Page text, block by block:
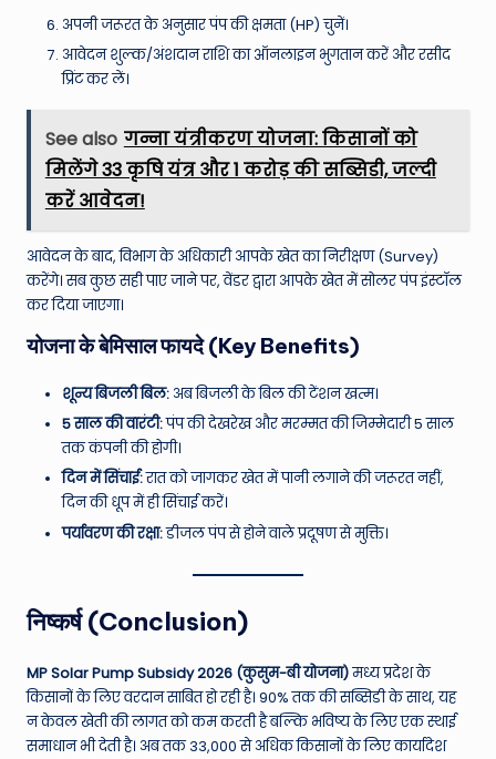
अपनी जरूरत के अनुसार पंप की क्षमता (HP) चुनें।
आवेदन शुल्क/अंशदान राशि का ऑनलाइन भुगतान करें और रसीद
प्रिंट कर लें।
See also गन्ना यंत्रीकरण योजना: किसानों को
मिलेंगे 33 कृषि यंत्र और 1 करोड़ की सब्सिडी, जल्दी
करें आवेदन!
आवेदन के बाद, विभाग के अधिकारी आपके खेत का निरीक्षण (Survey)
करेंगे। सब कुछ सही पाए जाने पर, वेंडर द्वारा आपके खेत में सोलर पंप इंस्टॉल
कर दिया जाएगा।
योजना के बेमिसाल फायदे (Key Benefits)
शून्य बिजली बिल: अब बिजली के बिल की टेंशन खत्म।
5 साल की वारंटी:पंप की देखरेख और मरम्मत की जिम्मेदारी 5 साल
तक कंपनी की होगी।
दिन में सिंचाई:रात को जागकर खेत में पानी लगाने की जरूरत नहीं,
दिन की धूप में ही सिंचाई करें।
पर्यावरण की रक्षा:डीजल पंप से होने वाले प्रदूषण से मुक्ति।
निष्कर्ष (Conclusion)
MP Solar Pump Subsidy 2026 (कुसुम-बी योजना)मध्य प्रदेश के
किसानों के लिए वरदान साबित हो रही है। 90% तक की सब्सिडी के साथ, यह
न केवल खेती की लागत को कम करती है बल्कि भविष्य के लिए एक स्थाई
समाधान भी देती है। अब तक 33,000 से अधिक किसानों के लिए कार्यादेश